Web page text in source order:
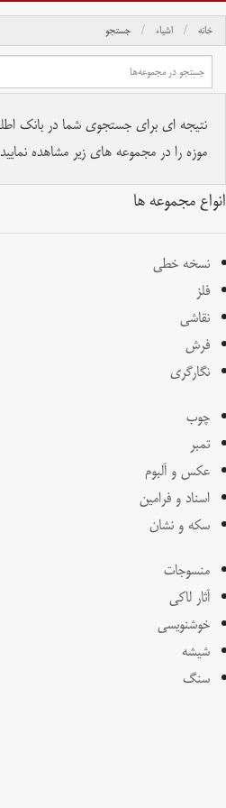
خانه اشیاء جستجو
نتیجه ای برای جستجوی شما در بانک
موزه را در مجموعه های زیر مشاهده
انواع مجموعه ها
نسخه خطی
فلز
نقاشی
فرش
نگارگری
چوب
تمبر
عکس و آلبوم
اسناد و فرامین
سکه و نشان
منسوجات
آثار لاکی
خوشنویسی
شیشه
سنگ
تمام حقوق برای موسسه کتابخانه و